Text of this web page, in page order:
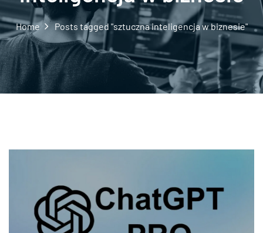
Home Posts tagged "sztuczna inteligencja w biznesie"